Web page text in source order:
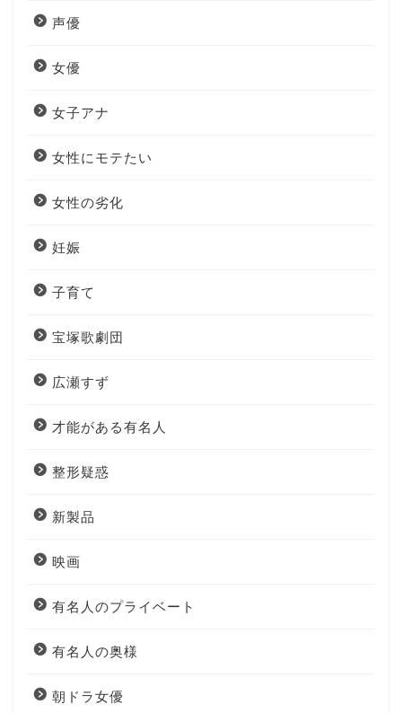
声優
女優
女子アナ
女性にモテたい
女性の劣化
妊娠
子育て
宝塚歌劇団
広瀬すず
才能がある有名人
整形疑惑
新製品
映画
有名人のプライベート
有名人の奥様
朝ドラ女優